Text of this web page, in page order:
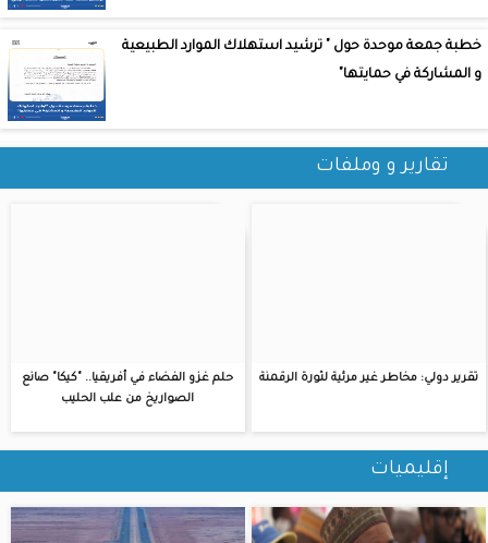
خطبة جمعة موحدة حول " ترشيد استهلاك الموارد الطبيعية
و المشاركة في حمايتها"
تقارير و وملفات
تقرير دولي: مخاطر غير مرئية لثورة الرقمنة
حلم غزو الفضاء في أفريقيا.. "كيكا" صانع
الصواريخ من علب الحليب
إقليميات